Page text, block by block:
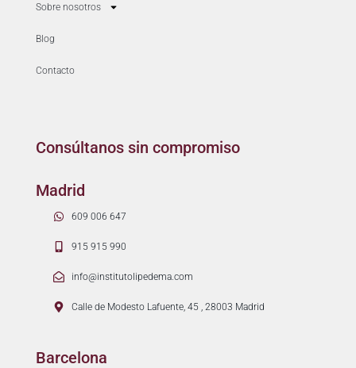
Sobre nosotros
Blog
Contacto
Consúltanos sin compromiso
Madrid
609 006 647
915 915 990
info@institutolipedema.com
Calle de Modesto Lafuente, 45 , 28003 Madrid
Barcelona